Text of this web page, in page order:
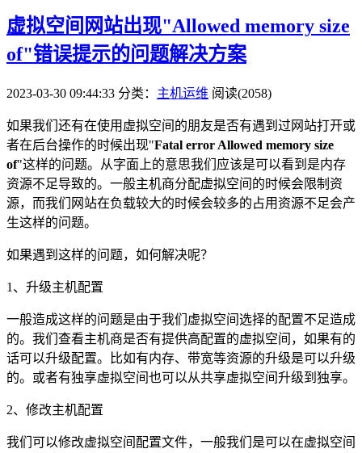
虚拟空间网站出现"Allowed memory size
of"错误提示的问题解决方案
2023-03-30 09:44:33 分类： 主机运维 阅读(2058)
如果我们还有在使用虚拟空间的朋友是否有遇到过网站打开或
者在后台操作的时候出现"Fatal error Allowed memory size
of"这样的问题。从字面上的意思我们应该是可以看到是内存
资源不足导致的。一般主机商分配虚拟空间的时候会限制资
源，而我们网站在负载较大的时候会较多的占用资源不足会产
生这样的问题。
如果遇到这样的问题，如何解决呢？
1、升级主机配置
一般造成这样的问题是由于我们虚拟空间选择的配置不足造成
的。我们查看主机商是否有提供高配置的虚拟空间，如果有的
话可以升级配置。比如有内存、带宽等资源的升级是可以升级
的。或者有独享虚拟空间也可以从共享虚拟空间升级到独享。
2、修改主机配置
我们可以修改虚拟空间配置文件，一般我们是可以在虚拟空间